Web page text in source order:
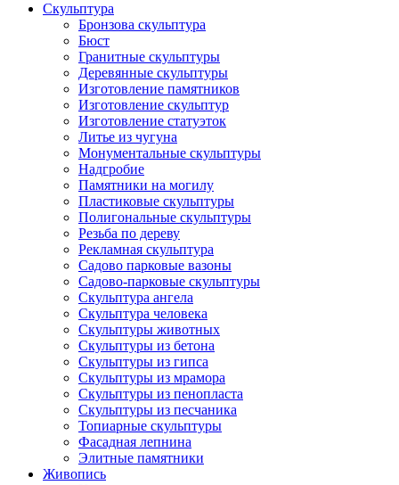
Скульптура
Бронзова скульптура
Бюст
Гранитные скульптуры
Деревянные скульптуры
Изготовление памятников
Изготовление скульптур
Изготовление статуэток
Литье из чугуна
Монументальные скульптуры
Надгробие
Памятники на могилу
Пластиковые скульптуры
Полигональные скульптуры
Резьба по дереву
Рекламная скульптура
Садово парковые вазоны
Садово-парковые скульптуры
Скульптура ангела
Скульптура человека
Скульптуры животных
Скульптуры из бетона
Скульптуры из гипса
Скульптуры из мрамора
Скульптуры из пенопласта
Скульптуры из песчаника
Топиарные скульптуры
Фасадная лепнина
Элитные памятники
Живопись